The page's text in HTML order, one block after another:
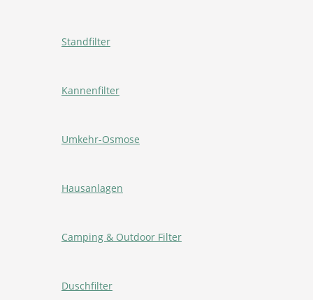
Standfilter
Kannenfilter
Umkehr-Osmose
Hausanlagen
Camping & Outdoor Filter
Duschfilter